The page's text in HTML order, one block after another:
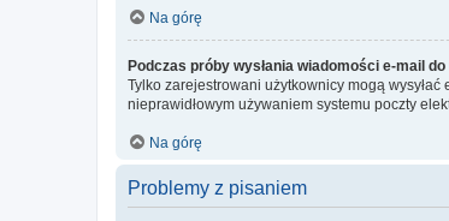
Na górę
Podczas próby wysłania wiadomości e-mail
Tylko zarejestrowani użytkownicy mogą
nieprawidłowym używaniem systemu poczty
Na górę
Problemy z pisaniem